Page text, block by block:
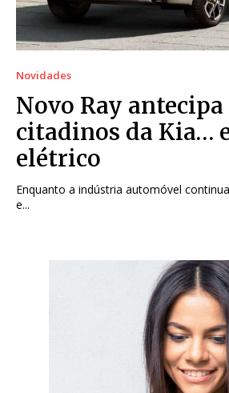
Novidades
Novo Ray
citadinos da Kia…
elétrico
Enquanto a indústria automóvel
e...